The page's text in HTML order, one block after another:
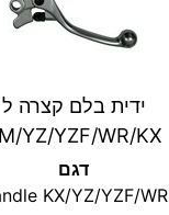
ידית בלם קצרה ל
YZ/YZF/WR/KX
דגם
KX/YZ/YZF/WR